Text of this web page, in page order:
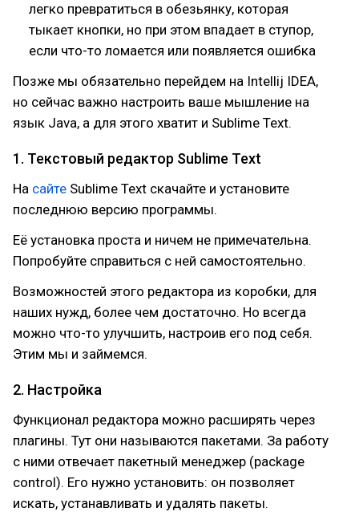
легко превратиться в обезьянку, которая
тыкает кнопки, но при этом впадает в ступор,
если что-то ломается или появляется ошибка
Позже мы обязательно перейдем на Intellij IDEA,
но сейчас важно настроить ваше мышление на
язык Java, а для этого хватит и Sublime Text.
1. Текстовый редактор Sublime Text
На сайте Sublime Text скачайте и установите
последнюю версию программы.
Её установка проста и ничем не примечательна.
Попробуйте справиться с ней самостоятельно.
Возможностей этого редактора из коробки, для
наших нужд, более чем достаточно. Но всегда
можно что-то улучшить, настроив его под себя.
Этим мы и займемся.
2. Настройка
Функционал редактора можно расширять через
плагины. Тут они называются пакетами. За работу
с ними отвечает пакетный менеджер (package
control). Его нужно установить: он позволяет
искать, устанавливать и удалять пакеты.